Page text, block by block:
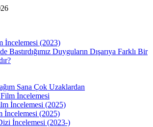
İncelemesi (2023)
Bastırdığımız Duyguların Dışarıya Farklı Bir
Sana Çok Uzaklardan
İncelemesi
İncelemesi (2025)
İncelemesi (2025)
İncelemesi (2023-)